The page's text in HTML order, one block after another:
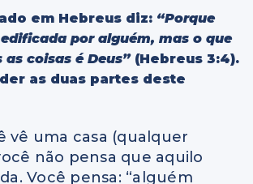
em Hebreus diz: “Porque
por alguém, mas o que
coisas é Deus”(Hebreus 3:4).
as duas partes deste
vê uma casa (qualquer
não pensa que aquilo
Você pensa: “alguém